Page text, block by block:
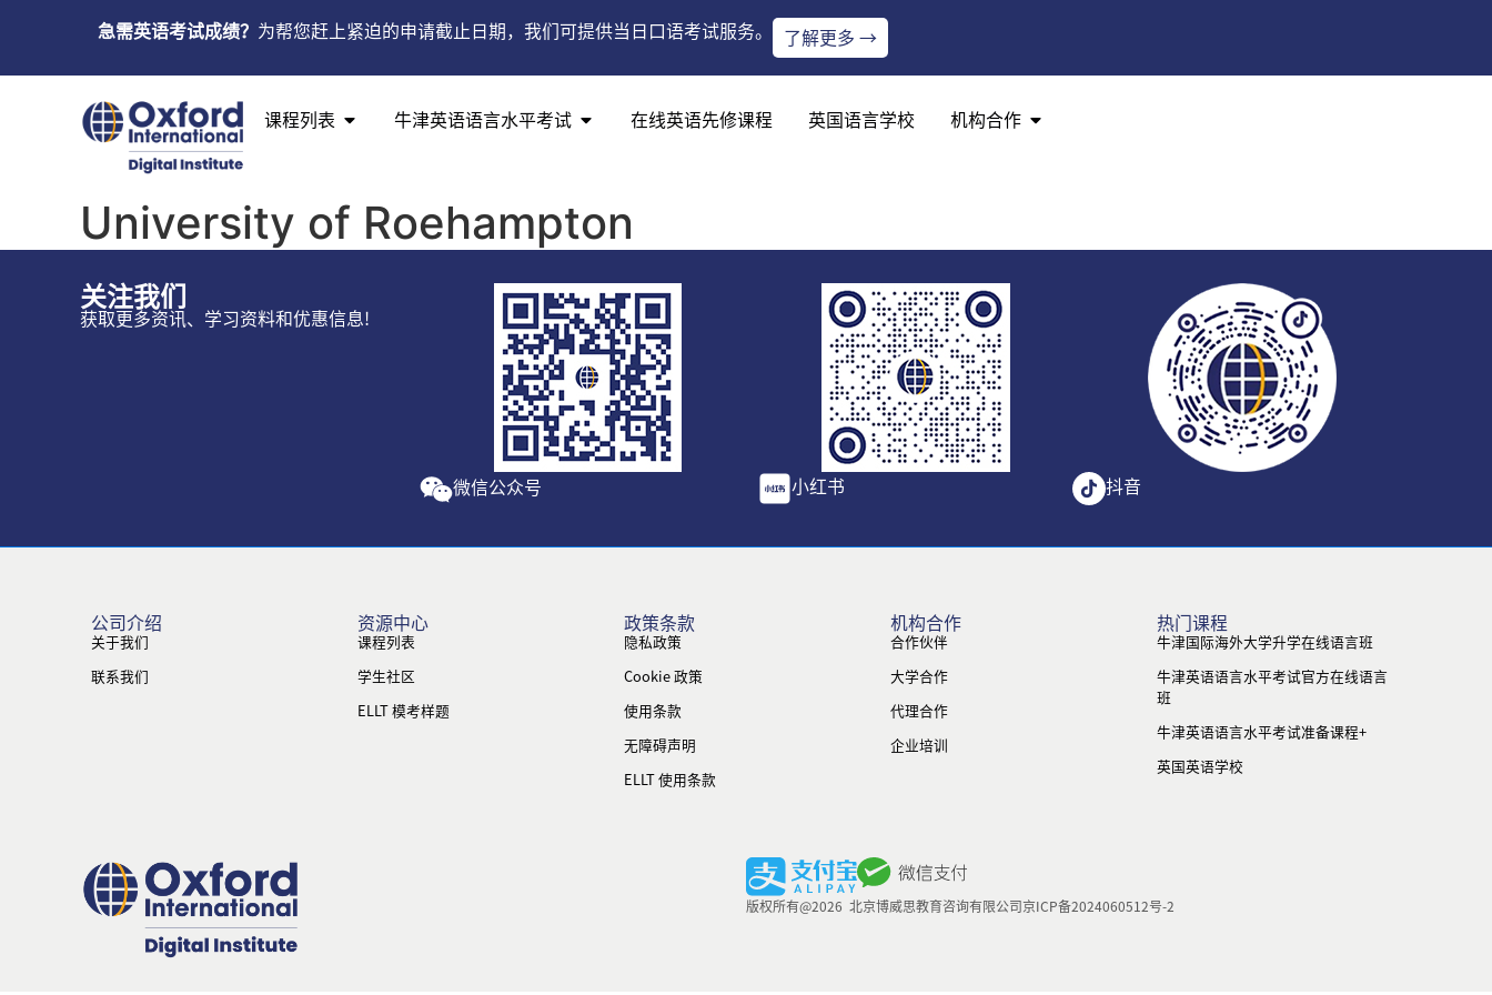
急需英语考试成绩？ 为帮您赶上紧迫的申请截止日期，我们可提供当日口语考试服务。 了解更多 →
课程列表 牛津英语语言水平考试 在线英语先修课程 英国语言学校 机构合作
University of Roehampton
关注我们
获取更多资讯、学习资料和优惠信息!
微信公众号 小红书 抖音
公司介绍
关于我们
联系我们
资源中心
课程列表
学生社区
ELLT 模考样题
政策条款
隐私政策
Cookie 政策
使用条款
无障碍声明
ELLT 使用条款
机构合作
合作伙伴
大学合作
代理合作
企业培训
热门课程
牛津国际海外大学升学在线语言班
牛津英语语言水平考试官方在线语言
班
牛津英语语言水平考试准备课程+
英国英语学校
版权所有@2026 北京博威思教育咨询有限公司京ICP备2024060512号-2